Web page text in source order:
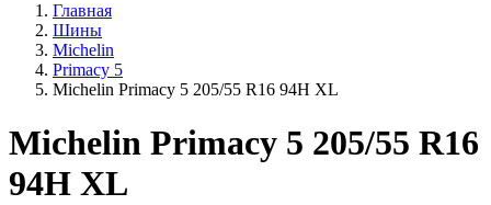
Главная
Шины
Michelin
Primacy 5
Michelin Primacy 5 205/55 R16 94H XL
Michelin Primacy 5 205/55 R16
94H XL